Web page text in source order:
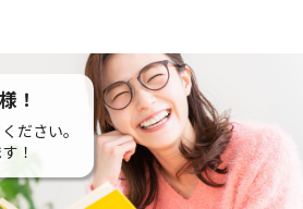
！
ださい。
！